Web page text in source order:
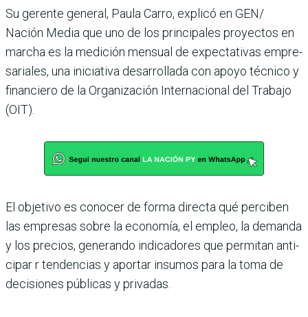
Su gerente general, Paula Carro, explicó en GEN/
Nación Media que uno de los principales proyectos en
marcha es la medición men­sual de expectativas empre­
sariales, una iniciativa desa­rrollada con apoyo técnico y
financiero de la Organiza­ción Internacional del Tra­bajo
(OIT).
El objetivo es conocer de forma directa qué perciben
las empresas sobre la econo­mía, el empleo, la demanda
y los precios, generando indi­cadores que permitan anti­
cipar r tendencias y aportar insumos para la toma de
deci­siones públicas y privadas.